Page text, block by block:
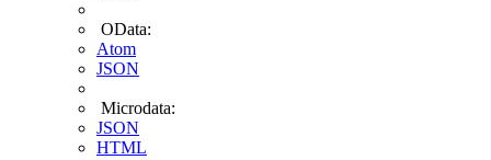
OData:
Atom
JSON
Microdata:
JSON
HTML